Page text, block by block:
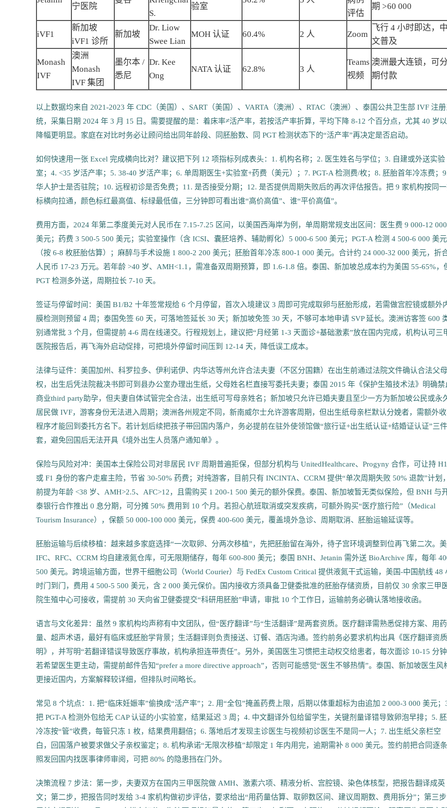
宁医院
S.
验室
评估
期 >60 000
iVF1
新加坡
iVF1 诊所
新加坡
Dr. Liow
Swee Lian
MOH 认证 60.4% 2 人 Zoom
飞行 4 小时即达，中
文普及
Monash
IVF
澳洲
Monash
IVF 集团
墨尔本 /
悉尼
Dr. Kee
Ong
NATA 认证 62.8% 3 人
Teams
视频
澳洲最大连锁，可分
期付款
以上数据均来自 2021-2023 年 CDC（美国）、SART（美国）、VARTA（澳洲）、RTAC（澳洲）、泰国公共卫生部 IVF 注册
统，采集日期 2024 年 3 月 15 日。需要提醒的是：着床率≠活产率，若按活产率折算，平均下降 8-12 个百分点，尤其 40 岁
降幅更明显。家庭在对比时务必让顾问给出同年龄段、同胚胎数、同 PGT 检测状态下的“活产率”再决定是否启动。
如何快速用一张 Excel 完成横向比对？建议把下列 12 项指标列成表头：1. 机构名称；2. 医生姓名与学位；3. 自建或外送实验
室；4. <35 岁活产率；5. 38-40 岁活产率；6. 单周期医生+实验室+药费（美元）；7. PGT-A 检测费/枚；8. 胚胎首年冷冻费；
华人护士是否驻院；10. 远程初诊是否免费；11. 是否接受分期；12. 是否提供周期失败后的再次评估报告。把 9 家机构按同
标横向拉通，颜色标红最高值、标绿最低值，三分钟即可看出谁“高价高值”、谁“平价高值”。
费用方面，2024 年第二季度美元对人民币在 7.15-7.25 区间，以美国西海岸为例，单周期常规支出区间：医生费 9 000-12 000
美元；药费 3 500-5 500 美元；实验室操作（含 ICSI、囊胚培养、辅助孵化）5 000-6 500 美元；PGT-A 检测 4 500-6 000 美元
（按 6-8 枚胚胎估算）；麻醉与手术设施 1 800-2 200 美元；胚胎首年冷冻 800-1 000 美元。合计约 24 000-32 000 美元，折
人民币 17-23 万元。若年龄 >40 岁、AMH<1.1，需准备双周期预算，即 1.6-1.8 倍。泰国、新加坡总成本约为美国 55-65%，
PGT 检测多外送，周期拉长 7-10 天。
签证与停留时间：美国 B1/B2 十年签常规给 6 个月停留，首次入境建议 3 周即可完成取卵与胚胎形成，若需做宫腔镜或额外
膜检测则预留 4 周；泰国免签 60 天，可落地签延长 30 天；新加坡免签 30 天，不够可本地申请 SVP 延长。澳洲访客签 600
别通常批 3 个月，但需提前 4-6 周在线递交。行程规划上，建议把“月经第 1-3 天面诊+基础激素”放在国内完成，机构认可三
医院报告后，再飞海外启动促排，可把境外停留时间压到 12-14 天，降低误工成本。
法律与证件：美国加州、科罗拉多、伊利诺伊、内华达等州允许合法夫妻（不区分国籍）在出生前通过法院文件确认合法父母
权，出生后凭法院裁决书即可到县办公室办理出生纸，父母姓名栏直接写委托夫妻；泰国 2015 年《保护生殖技术法》明确禁
商业third party助孕，但夫妻自体试管完全合法，出生纸可写母亲姓名；新加坡只允许已婚夫妻且至少一方为新加坡公民或永
居民做 IVF，游客身份无法进入周期；澳洲各州规定不同，新南威尔士允许游客周期，但出生纸母亲栏默认分娩者，需额外
程序才能回到委托方名下。若计划后续把孩子带回国内落户，务必提前在驻外使领馆做“旅行证+出生纸认证+结婚证认证”三件
套，避免回国后无法开具《境外出生人员落户通知单》。
保险与风险对冲：美国本土保险公司对非居民 IVF 周期普遍拒保，但部分机构与 UnitedHealthcare、Progyny 合作，可让持
或 F1 身份的客户走雇主险，节省 30-50% 药费；对纯游客，目前只有 INCINTA、CCRM 提供“单次周期失败 50% 退款”计划，
前提为年龄 <38 岁、AMH>2.5、AFC>12，且需购买 1 200-1 500 美元的额外保费。泰国、新加坡暂无类似保险，但 BNH 与
泰银行合作推出 0 息分期，可分摊 50% 费用到 10 个月。若担心航班取消或突发疾病，可额外购买“医疗旅行险”（Medical
Tourism Insurance），保额 50 000-100 000 美元，保费 400-600 美元，覆盖境外急诊、周期取消、胚胎运输延误等。
胚胎运输与后续移植：越来越多家庭选择“一次取卵、分两次移植”，先把胚胎留在海外，待子宫环境调整到位再飞第二次。美
IFC、RFC、CCRM 均自建液氮仓库，可无限期储存，每年 600-800 美元；泰国 BNH、Jetanin 需外送 BioArchive 库，每年
500 美元。跨境运输方面，世界干细胞公司（World Courier）与 FedEx Custom Critical 提供液氮干式运输，美国-中国航线 48
时门到门，费用 4 500-5 500 美元，含 2 000 美元保价。国内接收方须具备卫健委批准的胚胎存储资质，目前仅 30 余家三甲
院生殖中心可接收，需提前 30 天向省卫健委提交“科研用胚胎”申请，审批 10 个工作日，运输前务必确认落地接收函。
语言与文化差异：虽然 9 家机构均声称有中文团队，但“医疗翻译”与“生活翻译”是两套资质。医疗翻译需熟悉促排方案、用药
量、超声术语，最好有临床或胚胎学背景；生活翻译则负责接送、订餐、酒店沟通。签约前务必要求机构出具《医疗翻译资
明》，并写明“若翻译错误导致医疗事故，机构承担连带责任”。另外，美国医生习惯把主动权交给患者，每次面诊 10-15 分钟
若希望医生更主动，需提前邮件告知“prefer a more directive approach”，否则可能感觉“医生不够热情”。泰国、新加坡医生风
更接近国内，方案解释较详细，但排队时间略长。
常见 8 个坑点：1. 把“临床妊娠率”偷换成“活产率”；2. 用“全包”掩盖药费上限，后期以体重超标为由追加 2 000-3 000 美元；
把 PGT-A 检测外包给无 CAP 认证的小实验室，结果延迟 3 周；4. 中文翻译外包给留学生，关键剂量译错导致卵泡早排；5.
冷冻按“管”收费，每管只冻 1 枚，结果费用翻倍；6. 落地后才发现主诊医生与视频初诊医生不是同一人；7. 出生纸父亲栏空
白，回国落户被要求做父子亲权鉴定；8. 机构承诺“无限次移植”却限定 1 年内用完，逾期需补 8 000 美元。签约前把合同逐
照发回国内找医事律师审阅，可把 80% 的隐患挡在门外。
决策流程 7 步法：第一步，夫妻双方在国内三甲医院做 AMH、激素六项、精液分析、宫腔镜、染色体核型，把报告翻译成英
文；第二步，把报告同时发给 3-4 家机构做初步评估，要求给出“用药量估算、取卵数区间、建议周期数、费用拆分”；第三步